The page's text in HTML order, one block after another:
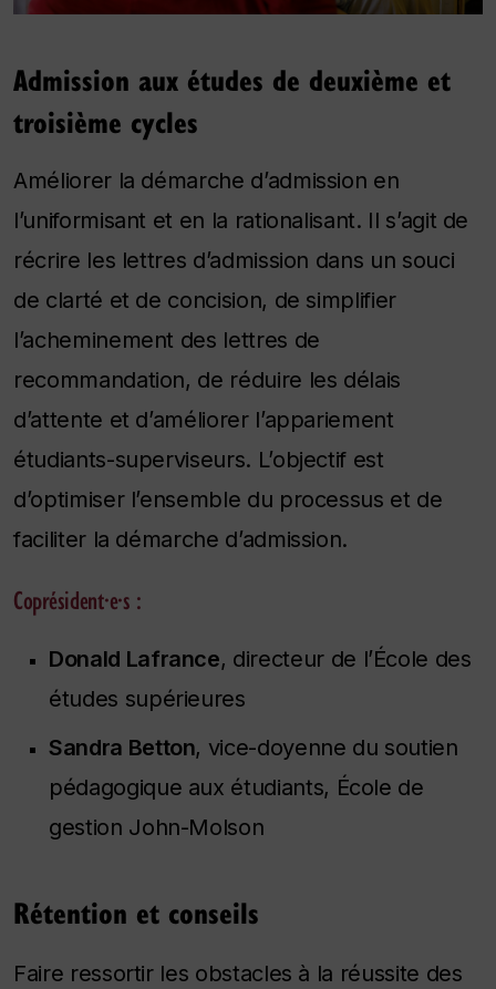
Admission aux études de deuxième et
troisième cycles
Améliorer la démarche d’admission en
l’uniformisant et en la rationalisant. Il s’agit de
récrire les lettres d’admission dans un souci
de clarté et de concision, de simplifier
l’acheminement des lettres de
recommandation, de réduire les délais
d’attente et d’améliorer l’appariement
étudiants-superviseurs. L’objectif est
d’optimiser l’ensemble du processus et de
faciliter la démarche d’admission.
Coprésident·e·s :
Donald Lafrance, directeur de l’École des
études supérieures
Sandra Betton, vice-doyenne du soutien
pédagogique aux étudiants, École de
gestion John-Molson
Rétention et conseils
Faire ressortir les obstacles à la réussite des